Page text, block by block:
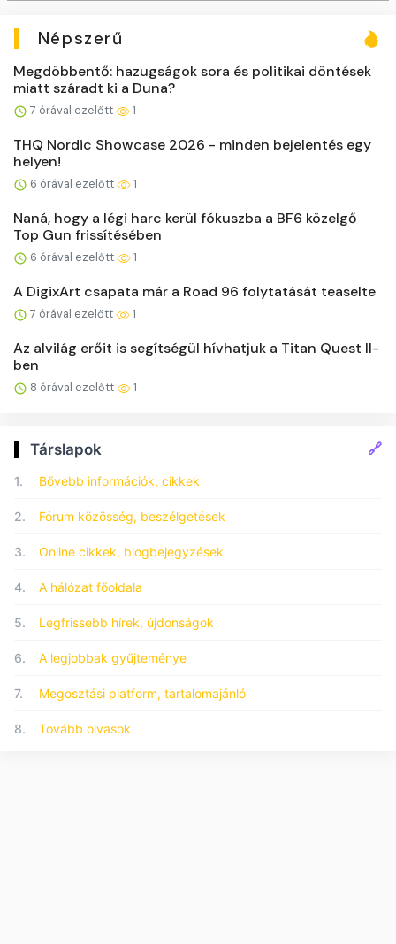
Népszerű
Megdöbbentő: hazugságok sora és politikai döntések
miatt száradt ki a Duna?
7 órával ezelőtt 1
THQ Nordic Showcase 2026 - minden bejelentés egy
helyen!
6 órával ezelőtt 1
Naná, hogy a légi harc kerül fókuszba a BF6 közelgő
Top Gun frissítésében
6 órával ezelőtt 1
A DigixArt csapata már a Road 96 folytatását teaselte
7 órával ezelőtt 1
Az alvilág erőit is segítségül hívhatjuk a Titan Quest II-
ben
8 órával ezelőtt 1
Társlapok 🔗
1. Bővebb információk, cikkek
2. Fórum közösség, beszélgetések
3. Online cikkek, blogbejegyzések
4. A hálózat főoldala
5. Legfrissebb hírek, újdonságok
6. A legjobbak gyűjteménye
7. Megosztási platform, tartalomajánló
8. Tovább olvasok